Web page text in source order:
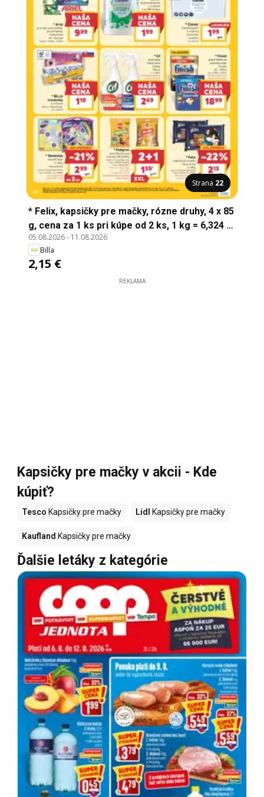
Strana 22
* Felix, kapsičky pre mačky, rózne druhy, 4 x 85
g, cena za 1 ks pri kúpe od 2 ks, 1 kg = 6,324 €,
kapsičky pre mačky, rózne druhy, 4 x 85 g,
cena za 1 ks pri kúpe od 2 ks, 1 kg = 6,324 €
05.08.2026- 11.08.2026
Billa
2,15 €
REKLAMA
Kapsičky pre mačky v akcii - Kde
kúpiť?
Tesco Kapsičky pre mačky Lidl Kapsičky pre mačky
Kaufland Kapsičky pre mačky
Ďalšie letáky z kategórie